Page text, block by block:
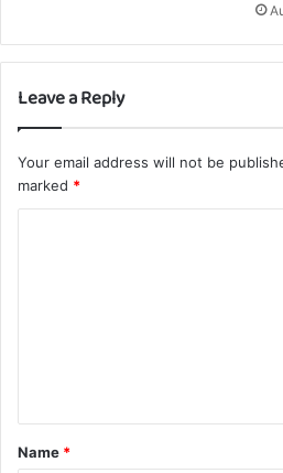
Leave a Reply
Your email address will not be
marked *
t
*
Name *